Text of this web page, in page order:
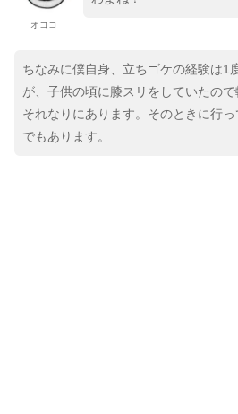
オココ
ちなみに僕自身、立ちゴケの経験は1
が、子供の頃に膝スリをしていたの
それなりにあります。そのときに行
でもあります。